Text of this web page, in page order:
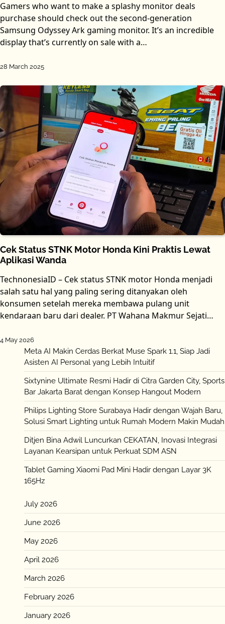
Gamers who want to make a splashy monitor deals
purchase should check out the second-generation
Samsung Odyssey Ark gaming monitor. It’s an incredible
display that’s currently on sale with a…
28 March 2025
Cek Status STNK Motor Honda Kini Praktis Lewat
Aplikasi Wanda
TechnonesiaID – Cek status STNK motor Honda menjadi
salah satu hal yang paling sering ditanyakan oleh
konsumen setelah mereka membawa pulang unit
kendaraan baru dari dealer. PT Wahana Makmur Sejati…
4 May 2026
Meta AI Makin Cerdas Berkat Muse Spark 1.1, Siap Jadi
Asisten AI Personal yang Lebih Intuitif
Sixtynine Ultimate Resmi Hadir di Citra Garden City, Sports
Bar Jakarta Barat dengan Konsep Hangout Modern
Philips Lighting Store Surabaya Hadir dengan Wajah Baru,
Solusi Smart Lighting untuk Rumah Modern Makin Mudah
Ditjen Bina Adwil Luncurkan CEKATAN, Inovasi Integrasi
Layanan Kearsipan untuk Perkuat SDM ASN
Tablet Gaming Xiaomi Pad Mini Hadir dengan Layar 3K
165Hz
July 2026
June 2026
May 2026
April 2026
March 2026
February 2026
January 2026